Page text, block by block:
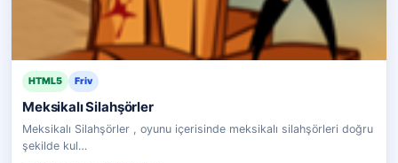
HTML5 Friv
Meksikalı Silahşörler
Meksikalı Silahşörler , oyunu içerisinde meksikalı silahşörleri doğru
şekilde kul…